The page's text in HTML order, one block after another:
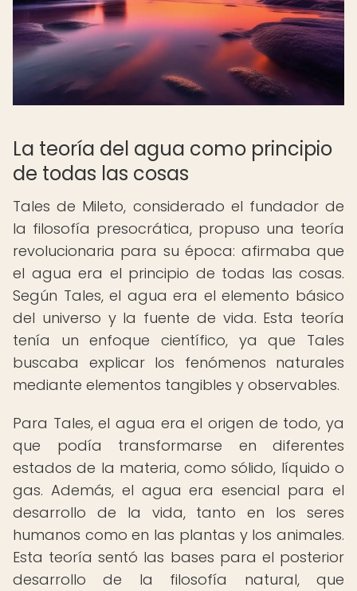
La teoría del agua como principio
de todas las cosas
Tales de Mileto, considerado el fundador de
la filosofía presocrática, propuso una teoría
revolucionaria para su época: afirmaba que
el agua era el principio de todas las cosas.
Según Tales, el agua era el elemento básico
del universo y la fuente de vida. Esta teoría
tenía un enfoque científico, ya que Tales
buscaba explicar los fenómenos naturales
mediante elementos tangibles y observables.
Para Tales, el agua era el origen de todo, ya
que podía transformarse en diferentes
estados de la materia, como sólido, líquido o
gas. Además, el agua era esencial para el
desarrollo de la vida, tanto en los seres
humanos como en las plantas y los animales.
Esta teoría sentó las bases para el posterior
desarrollo de la filosofía natural, que